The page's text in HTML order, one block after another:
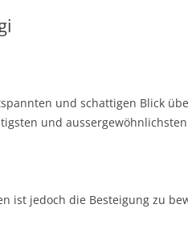
und schattigen Blick
und
ist jedoch die Besteigung zu